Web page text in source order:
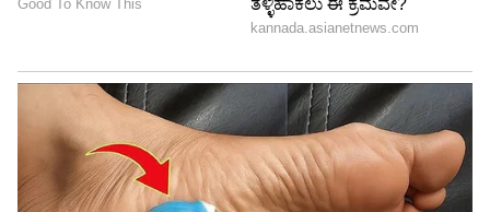
ನಿಮಗೆ ಅಲರ್ಜಿ ಅಥವಾ ಸೂಕ್ಷ್ಮ ಚರ್ಮದ (Sensitive
ತೊಳೆಯುವುದು ಉತ್ತಮ.
ಕೈ ಒರೆಸುವ ಹ್ಯಾಂಡ್ ಟವೆಲ್
ಮನೆಯವರೆಲ್ಲರೂ ಬಳಸುವ ಹ್ಯಾಂಡ್ ಟವೆಲ್‌ಗಳನ್ನು ಪ್ರತಿ 1
ರಿಂದ 2 ದಿನಕ್ಕೊಮ್ಮೆ ಬದಲಾಯಿಸಬೇಕು.